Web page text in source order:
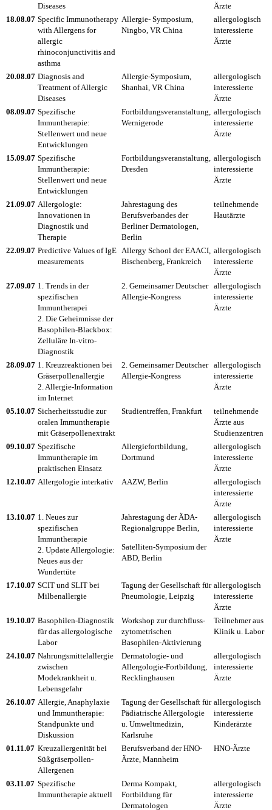
Diseases
Ärzte
18.08.07 Specific Immunotherapy
with Allergens for
allergic
rhinoconjunctivitis and
asthma
Allergie- Symposium,
Ningbo, VR China
allergologisch
interessierte
Ärzte
20.08.07 Diagnosis and
Treatment of Allergic
Diseases
Allergie-Symposium,
Shanhai, VR China
allergologisch
interessierte
Ärzte
08.09.07 Spezifische
Immuntherapie:
Stellenwert und neue
Entwicklungen
Fortbildungsveranstaltung,
Wernigerode
allergologisch
interessierte
Ärzte
15.09.07 Spezifische
Immuntherapie:
Stellenwert und neue
Entwicklungen
Fortbildungsveranstaltung,
Dresden
allergologisch
interessierte
Ärzte
21.09.07 Allergologie:
Innovationen in
Diagnostik und
Therapie
Jahrestagung des
Berufsverbandes der
Berliner Dermatologen,
Berlin
teilnehmende
Hautärzte
22.09.07 Predictive Values of IgE
measurements
Allergy School der EAACI,
Bischenberg, Frankreich
allergologisch
interessierte
Ärzte
27.09.07 1. Trends in der
spezifischen
Immuntherapei
2. Die Geheimnisse der
Basophilen-Blackbox:
Zelluläre In-vitro-
Diagnostik
2. Gemeinsamer Deutscher
Allergie-Kongress
allergologisch
interessierte
Ärzte
28.09.07 1. Kreuzreaktionen bei
Gräserpollenallergie
2. Allergie-Information
im Internet
2. Gemeinsamer Deutscher
Allergie-Kongress
allergologisch
interessierte
Ärzte
05.10.07 Sicherheitsstudie zur
oralen Immuntherapie
mit Gräserpollenextrakt
Studientreffen, Frankfurt
teilnehmende
Ärzte aus
Studienzentren
09.10.07 Spezifische
Immuntherapie im
praktischen Einsatz
Allergiefortbildung,
Dortmund
allergologisch
interessierte
Ärzte
12.10.07 Allergologie interkativ AAZW, Berlin
allergologisch
interessierte
Ärzte
13.10.07 1. Neues zur
spezifischen
Immuntherapie
2. Update Allergologie:
Neues aus der
Wundertüte
Jahrestagung der ÄDA-
Regionalgruppe Berlin,
Satelliten-Symposium der
ABD, Berlin
allergologisch
interessierte
Ärzte
17.10.07 SCIT und SLIT bei
Milbenallergie
Tagung der Gesellschaft für
Pneumologie, Leipzig
allergologisch
interessierte
Ärzte
19.10.07 Basophilen-Diagnostik
für das allergologische
Labor
Workshop zur durchfluss-
zytometrischen
Basophilen-Aktivierung
Teilnehmer aus
Klinik u. Labor
24.10.07 Nahrungsmittelallergie
zwischen
Modekrankheit u.
Lebensgefahr
Dermatologie- und
Allergologie-Fortbildung,
Recklinghausen
allergologisch
interessierte
Ärzte
26.10.07 Allergie, Anaphylaxie
und Immuntherapie:
Standpunkte und
Diskussion
Tagung der Gesellschaft für
Pädiatrische Allergologie
u. Umweltmedizin,
Karlsruhe
allergologisch
interessierte
Kinderärzte
01.11.07 Kreuzallergenität bei
Süßgräserpollen-
Allergenen
Berufsverband der HNO-
Ärzte, Mannheim
HNO-Ärzte
03.11.07 Spezifische
Immuntherapie aktuell
Derma Kompakt,
Fortbildung für
Dermatologen
allergologisch
interessierte
Ärzte